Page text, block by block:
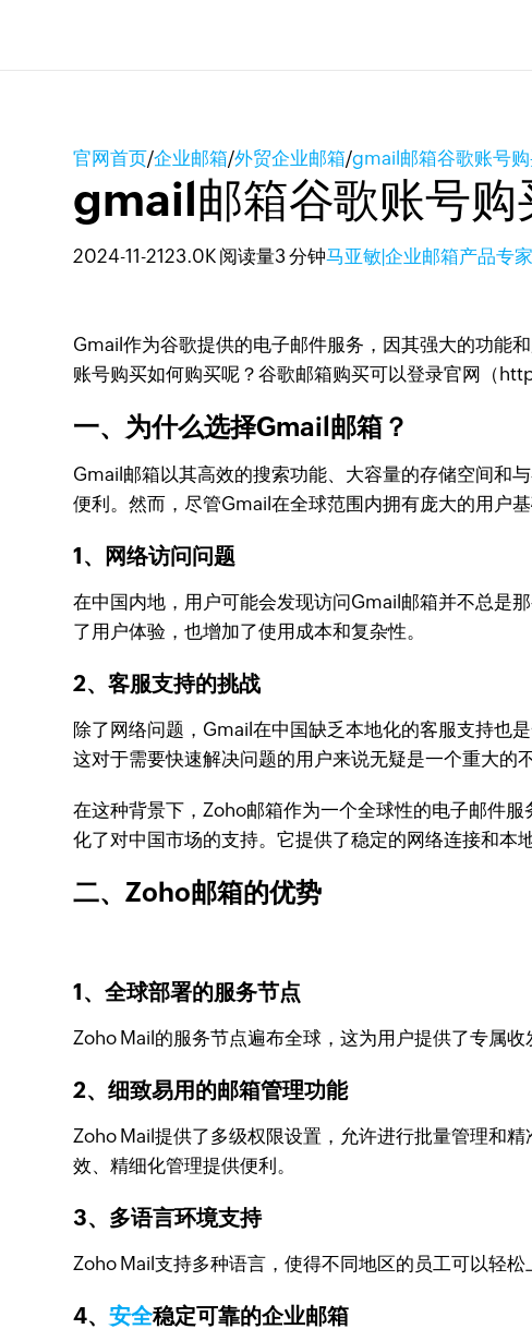
官网首页/企业邮箱/外贸企业邮箱/gmail邮箱谷歌账号
gmail邮箱谷歌账号购
2024-11-2123.0K 阅读量3 分钟马亚敏|企业邮箱产品专家
Gmail作为谷歌提供的电子邮件服务，因其强大的功能
账号购买如何购买呢？谷歌邮箱购买可以登录官网（
一、为什么选择Gmail邮箱？
Gmail邮箱以其高效的搜索功能、大容量的存储空间和
便利。然而，尽管Gmail在全球范围内拥有庞大的用户
1、网络访问问题
在中国内地，用户可能会发现访问Gmail邮箱并不总是
了用户体验，也增加了使用成本和复杂性。
2、客服支持的挑战
除了网络问题，Gmail在中国缺乏本地化的客服支持也
这对于需要快速解决问题的用户来说无疑是一个重大的不
在这种背景下，Zoho邮箱作为一个全球性的电子邮件
化了对中国市场的支持。它提供了稳定的网络连接和本
二、Zoho邮箱的优势
1、全球部署的服务节点
Zoho Mail的服务节点遍布全球，这为用户提供了专属
2、细致易用的邮箱管理功能
Zoho Mail提供了多级权限设置，允许进行批量管理和
效、精细化管理提供便利。
3、多语言环境支持
Zoho Mail支持多种语言，使得不同地区的员工可以轻
4、安全稳定可靠的企业邮箱